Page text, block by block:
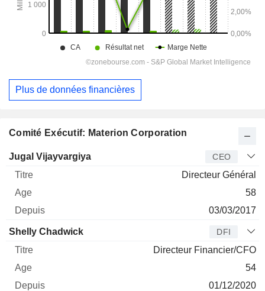
Comité Exécutif: Materion Corporation
Dirigeant Titre Age
Jugal Vijayvargiya CEO
Directeur Général
58
03/03/2017
Shelly Chadwick DFI
Directeur Financier/CFO
54
01/12/2020
Plus de données financières